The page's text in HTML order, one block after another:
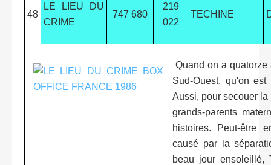
48
LE LIEU DU
CRIME
747 680
219
022
TECHINE
Quand on a
Sud-Ouest, qu'on
Aussi, pour secouer
grands-parents
histoires. Peut-être
causé par la
beau jour ensoleillé,